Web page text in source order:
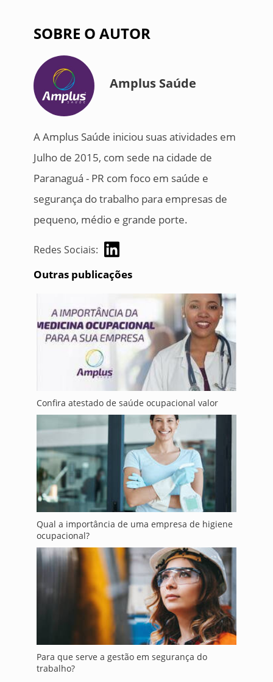
SOBRE O AUTOR
Amplus Saúde
A Amplus Saúde iniciou suas atividades em
Julho de 2015, com sede na cidade de
Paranaguá - PR com foco em saúde e
segurança do trabalho para empresas de
pequeno, médio e grande porte.
Redes Sociais:
Outras publicações
Confira atestado de saúde ocupacional valor
Qual a importância de uma empresa de higiene
ocupacional?
Para que serve a gestão em segurança do
trabalho?